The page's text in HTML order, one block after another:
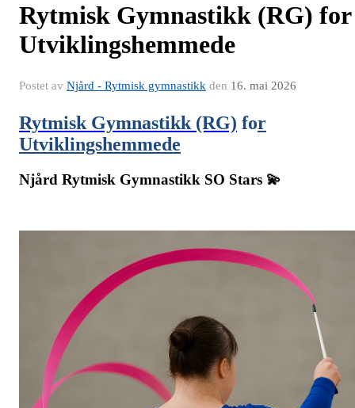
Rytmisk Gymnastikk (RG) for
Utviklingshemmede
Postet av Njård - Rytmisk gymnastikk den 16. mai 2026
Rytmisk Gymnastikk (RG) for
Utviklingshemmede
Njård Rytmisk Gymnastikk SO Stars 💫